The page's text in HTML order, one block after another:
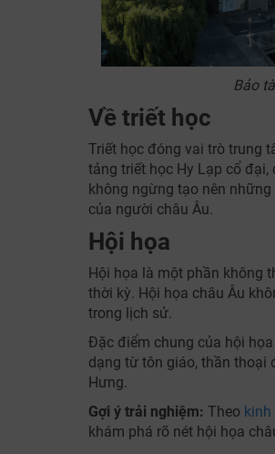
Bảo
Về triết học
Triết học đóng vai trò trung
tảng triết học Hy Lạp cổ
không ngừng tạo nên
của người châu Âu.
Hội họa
Hội họa là một phần không
thời kỳ. Hội họa châu Âu
trong lịch sử.
Đặc điểm chung của hội
dạng từ tôn giáo, thần thoại
Hưng.
Gợi ý trải nghiệm: Theo kinh
khám phá rõ nét hội họa